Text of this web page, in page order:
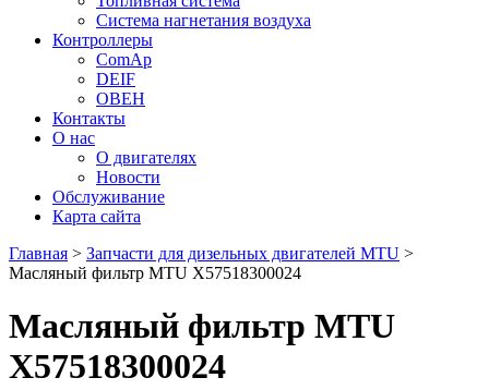
Система нагнетания воздуха
Контроллеры
ComAp
DEIF
ОВЕН
Контакты
О нас
О двигателях
Новости
Обслуживание
Карта сайта
Главная > Запчасти для дизельных двигателей MTU >
Масляный фильтр MTU X57518300024
Масляный фильтр MTU
X57518300024